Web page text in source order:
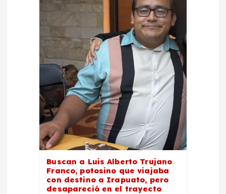
Buscan a Luis Alberto Trujano
Franco, potosino que viajaba
con destino a Irapuato, pero
desapareció en el trayecto